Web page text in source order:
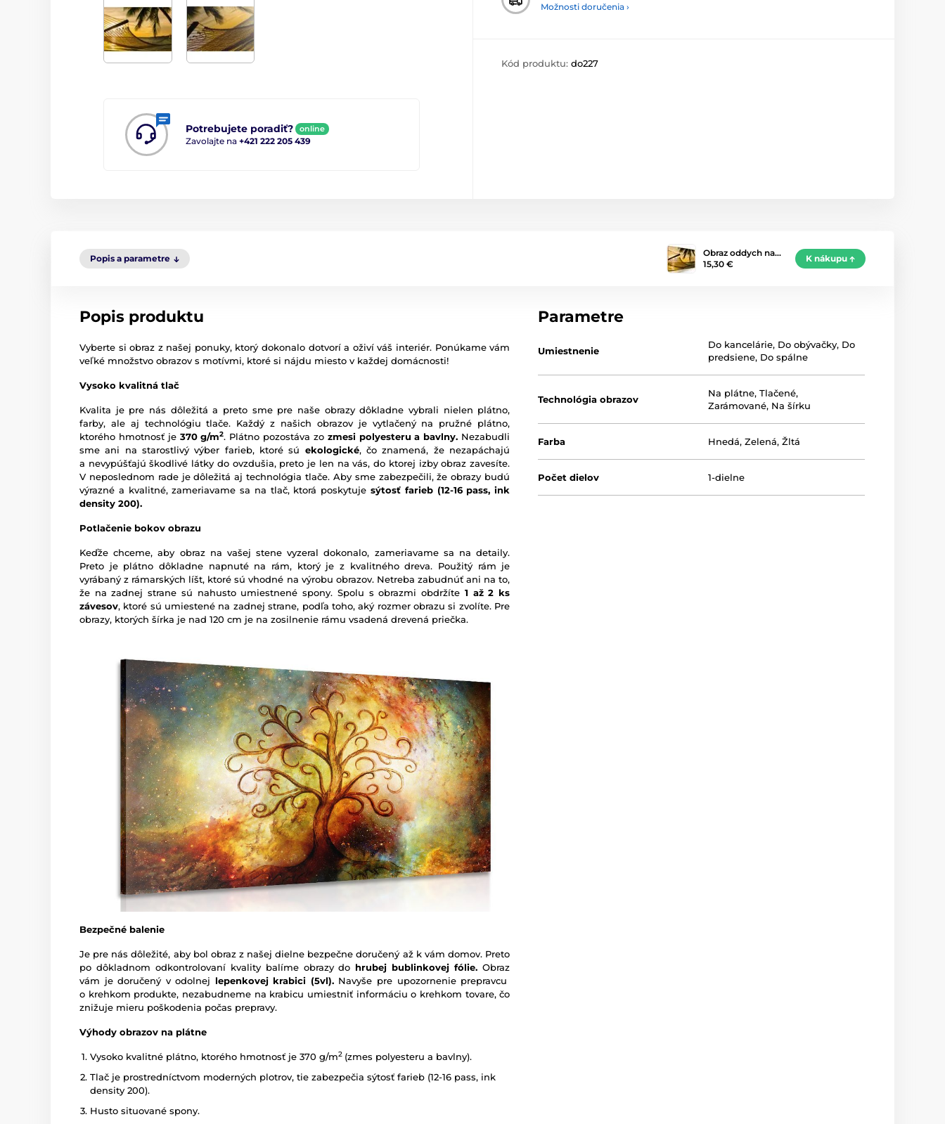
Potrebujete poradiť? online
Zavolajte na +421 222 205 439
Možnosti doručenia ›
Kód produktu: do227
Popis a parametre
Obraz oddych na…
15,30 €
K nákupu
Popis produktu
Vyberte si obraz z našej ponuky, ktorý dokonalo dotvorí a oživí váš interiér. Ponúkame vám
veľké množstvo obrazov s motívmi, ktoré si nájdu miesto v každej domácnosti!
Vysoko kvalitná tlač
Kvalita je pre nás dôležitá a preto sme pre naše obrazy dôkladne vybrali nielen plátno,
farby, ale aj technológiu tlače. Každý z našich obrazov je vytlačený na pružné plátno,
ktorého hmotnosť je 370 g/m2. Plátno pozostáva zo zmesi polyesteru a bavlny. Nezabudli
sme ani na starostlivý výber farieb, ktoré sú ekologické, čo znamená, že nezapáchajú
a nevypúšťajú škodlivé látky do ovzdušia, preto je len na vás, do ktorej izby obraz zavesíte.
V neposlednom rade je dôležitá aj technológia tlače. Aby sme zabezpečili, že obrazy budú
výrazné a kvalitné, zameriavame sa na tlač, ktorá poskytujesýtosť farieb (12-16 pass, ink
density 200).
Potlačenie bokov obrazu
Keďže chceme, aby obraz na vašej stene vyzeral dokonalo, zameriavame sa na detaily.
Preto je plátno dôkladne napnuté na rám, ktorý je z kvalitného dreva. Použitý rám je
vyrábaný z rámarských líšt, ktoré sú vhodné na výrobu obrazov. Netreba zabudnúť ani na to,
že na zadnej strane sú nahusto umiestnené spony. Spolu s obrazmi obdržíte 1 až 2 ks
závesov, ktoré sú umiestené na zadnej strane, podľa toho, aký rozmer obrazu si zvolíte. Pre
obrazy, ktorých šírka je nad 120 cm je na zosilnenie rámu vsadená drevená priečka.
Bezpečné balenie
Je pre nás dôležité, aby bol obraz z našej dielne bezpečne doručený až k vám domov. Preto
po dôkladnom odkontrolovaní kvality balíme obrazy do hrubej bublinkovej fólie. Obraz
vám je doručený v odolnej lepenkovej krabici (5vl).Navyše pre upozornenie prepravcu
o krehkom produkte, nezabudneme na krabicu umiestniť informáciu o krehkom tovare, čo
znižuje mieru poškodenia počas prepravy.
Výhody obrazov na plátne
Vysoko kvalitné plátno, ktorého hmotnosť je 370 g/m2 (zmes polyesteru a bavlny).
Tlač je prostredníctvom moderných plotrov, tie zabezpečia sýtosť farieb (12-16 pass, ink
density 200).
Husto situované spony.
Parametre
Umiestnenie
Do kancelárie, Do obývačky, Do
predsiene, Do spálne
Technológia obrazov
Na plátne,Tlačené,
Zarámované, Na šírku
Farba Hnedá,Zelená,Žltá
Počet dielov 1-dielne